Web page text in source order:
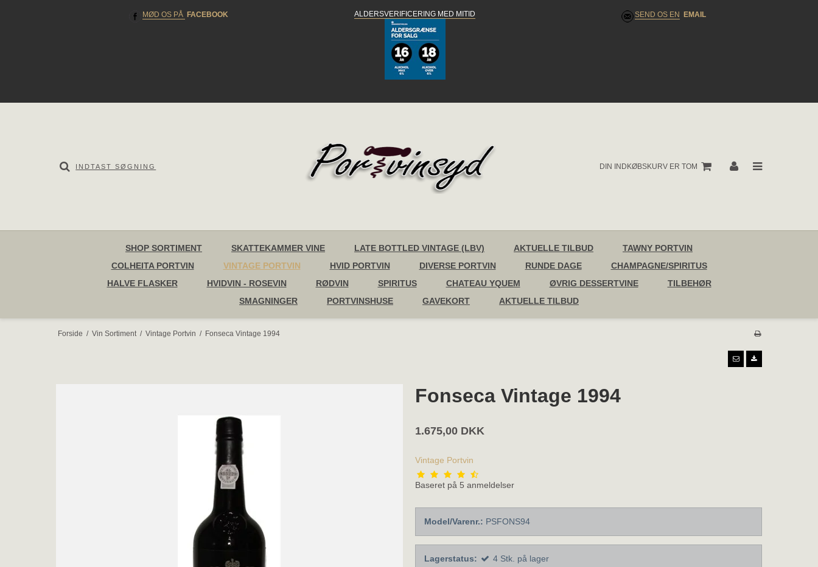
MØD OS PÅ FACEBOOK ALDERSVERIFICERING MED MITID SEND OS EN EMAIL
DIN INDKØBSKURV ER TOM
SHOP SORTIMENT SKATTEKAMMER VINE LATE BOTTLED VINTAGE (LBV) AKTUELLE TILBUD
TAWNY PORTVIN
COLHEITA PORTVIN
VINTAGE PORTVIN HVID PORTVIN DIVERSE PORTVIN RUNDE DAGE
CHAMPAGNE/SPIRITUS
HALVE FLASKER
HVIDVIN - ROSEVIN RØDVIN SPIRITUS CHATEAU YQUEM ØVRIG DESSERTVINE
TILBEHØR
SMAGNINGER
PORTVINSHUSE GAVEKORT AKTUELLE TILBUD
Forside / Vin Sortiment / Vintage Portvin / Fonseca Vintage 1994
Fonseca Vintage 1994
1.675,00 DKK
Vintage Portvin
Baseret på 5 anmeldelser
Model/Varenr.: PSFONS94
Lagerstatus: 4 Stk. på lager